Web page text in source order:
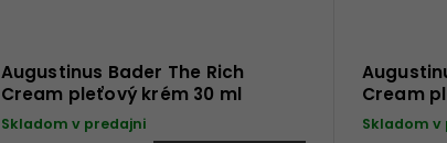
Augustinus Bader The Rich
Cream pleťový krém 30 ml
Skladom v predajni
Cream
Skladom v